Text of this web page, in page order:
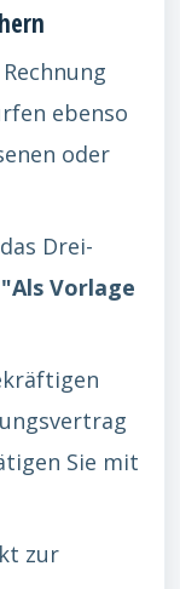
ebenso
oder
Drei-
"Als Vorlage
Sie mit
zur